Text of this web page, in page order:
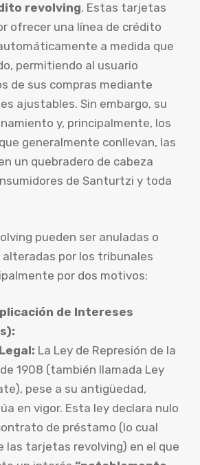
revolving. Estas tarjetas
ofrecer una línea de crédito
a medida que
permitiendo al usuario
de sus compras mediante
ajustables. Sin embargo, su
y, principalmente, los
generalmente conllevan, las
un quebradero de cabeza
de Santurtzi y toda
pueden ser anuladas o
alteradas por los tribunales
por dos motivos:
de Intereses
La Ley de Represión de la
1908 (también llamada Ley
pese a su antigüedad,
en vigor. Esta ley declara nulo
de préstamo (lo cual
las tarjetas revolving) en el que